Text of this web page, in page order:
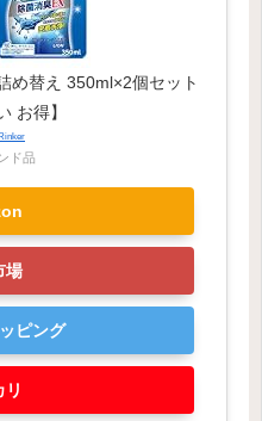
め替え 350ml×2個セット
お得】
ド品
場
ピング
リ